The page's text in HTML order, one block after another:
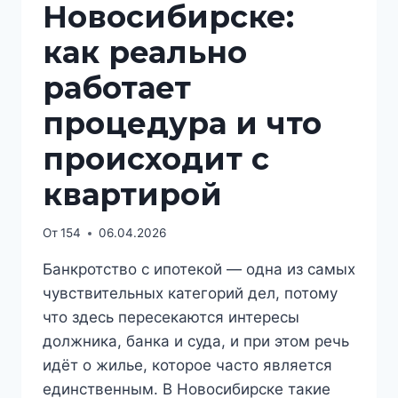
Новосибирске:
как реально
работает
процедура и что
происходит с
квартирой
От154 06.04.2026
Банкротство с ипотекой — одна из самых
чувствительных категорий дел, потому
что здесь пересекаются интересы
должника, банка и суда, и при этом речь
идёт о жилье, которое часто является
единственным. В Новосибирске такие